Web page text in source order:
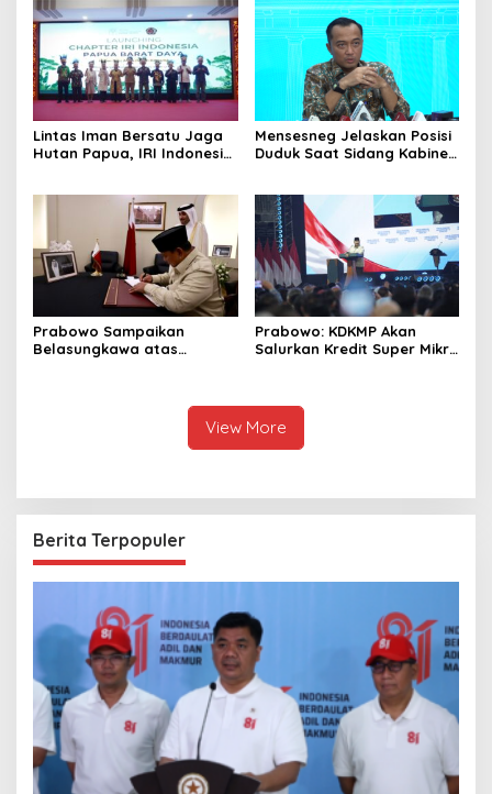
Diringkus dan Barang Bukti
1,1 Ton Rp119 Miliar
Dimusnahkan
Pendaftaran Resminya di
Sini
Lintas Iman Bersatu Jaga
Hutan Papua, IRI Indonesia
Mensesneg Jelaskan Posisi
Duduk Saat Sidang Kabinet:
Prabowo Sampaikan
Belasungkawa atas
Prabowo: KDKMP Akan
Salurkan Kredit Super Mikro
View More
Berita Terpopuler